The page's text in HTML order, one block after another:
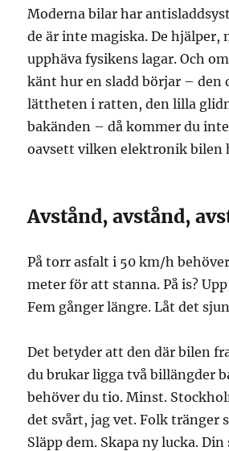
Moderna bilar har
de är inte magiska. De hjälper,
upphäva fysikens lagar. Och
känt hur en sladd börjar – den
lättheten i ratten, den lilla
bakänden – då kommer du
oavsett vilken elektronik bilen
Avstånd, avstånd,
På torr asfalt i 50 km/h
meter för att stanna. På is?
Fem gånger längre. Låt det
Det betyder att den där bilen
du brukar ligga två billängder
behöver du tio. Minst.
det svårt, jag vet. Folk tränger
Släpp dem. Skapa ny lucka.